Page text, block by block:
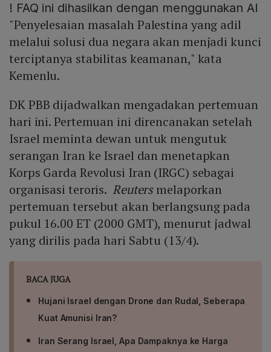
! FAQ ini dihasilkan dengan menggunakan AI
"Penyelesaian masalah Palestina yang adil
melalui solusi dua negara akan menjadi kunci
terciptanya stabilitas keamanan," kata
Kemenlu.
DK PBB dijadwalkan mengadakan pertemuan
hari ini. Pertemuan ini direncanakan setelah
Israel meminta dewan untuk mengutuk
serangan Iran ke Israel dan menetapkan
Korps Garda Revolusi Iran (IRGC) sebagai
organisasi teroris. Reutersmelaporkan
pertemuan tersebut akan berlangsung pada
pukul 16.00 ET (2000 GMT), menurut jadwal
yang dirilis pada hari Sabtu (13/4).
BACA JUGA
Hujani Israel dengan Drone dan Rudal, Seberapa
Kuat Amunisi Iran?
Iran Serang Israel, Apa Dampaknya ke Harga